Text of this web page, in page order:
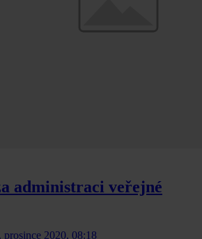
administraci veřejné
prosince 2020, 08:18